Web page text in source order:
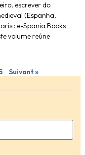
escrever do
(Espanha,
: e-Spania Books
volume reúne
Suivant »